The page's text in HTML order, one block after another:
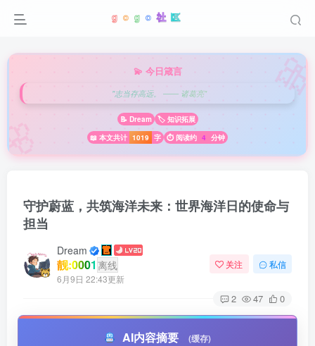
💫 今日箴言
"志当存高远。 —— 诸葛亮"
📝 Dream
🏷️ 知识拓展
📖 本文共计 1019 字 ⏱️ 阅读约 4 分钟
守护蔚蓝，共筑海洋未来：世界海洋日的使命与
担当
Dream
靓:0001 离线
6月9日 22:43更新
关注 私信
2 47 0
AI内容摘要 (缓存)